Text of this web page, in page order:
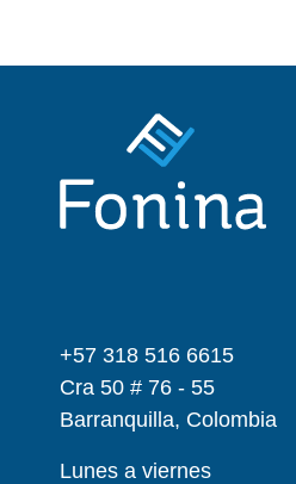
+57 318 516 6615
Cra 50 # 76 - 55
Barranquilla, Colombia
Lunes a viernes